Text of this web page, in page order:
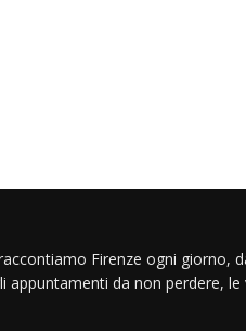
Firenze ogni giorno,
da non perdere,